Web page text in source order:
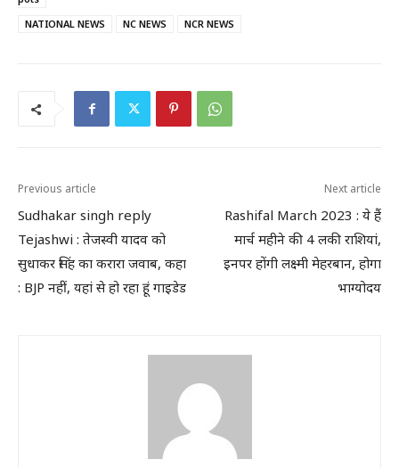
NATIONAL NEWS
NC NEWS NCR NEWS
Previous article
Sudhakar singh reply
Tejashwi : तेजस्वी यादव को
सुधाकर सिंह का करारा जवाब, कहा
: BJP नहीं, यहां से हो रहा हूं गाइडेड
Next article
Rashifal March 2023 : ये हैं
मार्च महीने की 4 लकी राशियां,
इनपर होंगी लक्ष्मी मेहरबान, होगा
भाग्योदय